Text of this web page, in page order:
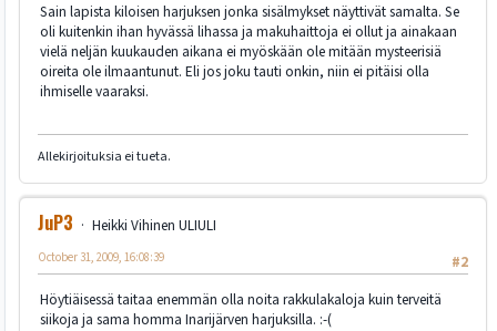
Sain lapista kiloisen harjuksen jonka sisälmykset näyttivät samalta. Se
oli kuitenkin ihan hyvässä lihassa ja makuhaittoja ei ollut ja ainakaan
vielä neljän kuukauden aikana ei myöskään ole mitään mysteerisiä
oireita ole ilmaantunut. Eli jos joku tauti onkin, niin ei pitäisi olla
ihmiselle vaaraksi.
Allekirjoituksia ei tueta.
JuP3
Heikki Vihinen ULIULI
#2
October 31, 2009, 16:08:39
Höytiäisessä taitaa enemmän olla noita rakkulakaloja kuin terveitä
siikoja ja sama homma Inarijärven harjuksilla. :-(